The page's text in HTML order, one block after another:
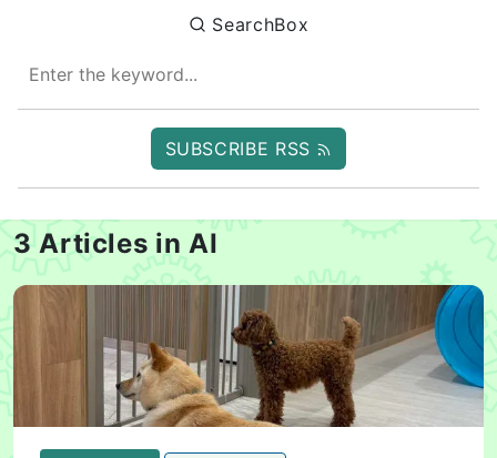
SearchBox
SUBSCRIBE RSS
3 Articles in AI
ループエンジニアリングとサイト作成と